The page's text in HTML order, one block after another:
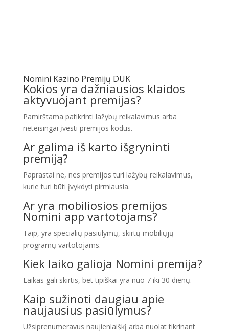
Nomini Kazino Premijų DUK
Kokios yra dažniausios klaidos
aktyvuojant premijas?
Pamirštama patikrinti lažybų reikalavimus arba
neteisingai įvesti premijos kodus.
Ar galima iš karto išgryninti
premiją?
Paprastai ne, nes premijos turi lažybų reikalavimus,
kurie turi būti įvykdyti pirmiausia.
Ar yra mobiliosios premijos
Nomini app vartotojams?
Taip, yra specialių pasiūlymų, skirtų mobiliųjų
programų vartotojams.
Kiek laiko galioja Nomini premija?
Laikas gali skirtis, bet tipiškai yra nuo 7 iki 30 dienų.
Kaip sužinoti daugiau apie
naujausius pasiūlymus?
Užsiprenumeravus naujienlaiškį arba nuolat tikrinant